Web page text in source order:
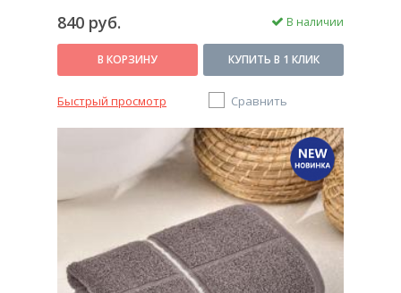
840 руб. В наличии
В КОРЗИНУ КУПИТЬ В 1 КЛИК
Быстрый просмотр Сравнить